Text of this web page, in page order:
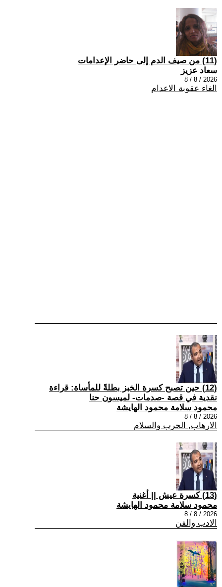
(11) من صيف الدم إلى حاضر الإعدامات
سعاد عزيز
2026 / 8 / 8
الغاء عقوبة الاعدام
(12) حين تصبح كسرة الخبز بطلةً للمأساة: قراءة
نقدية في قصة -صدمات- لميسون حنا
محمود سلامة محمود الهايشة
2026 / 8 / 8
الارهاب, الحرب والسلام
(13) كسرة عيش || أغنية
محمود سلامة محمود الهايشة
2026 / 8 / 8
الادب والفن